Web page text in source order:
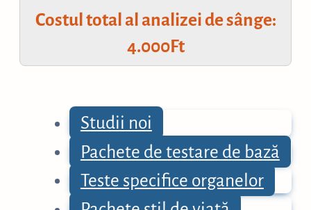
Costul total al analizei de sânge:
4.000Ft
Studii noi
Pachete de testare de bază
Teste specifice organelor